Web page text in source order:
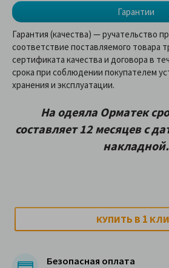
Гарантии
Гарантия (качества) — ручательство
соответствие поставляемого товара
сертификата качества и договора в
срока при соблюдении покупателем
хранения и эксплуатации.
На одеяла Орматек
составляет 12 месяцевс
накладной.
КУПИТЬ В 1
Безопасная оплата